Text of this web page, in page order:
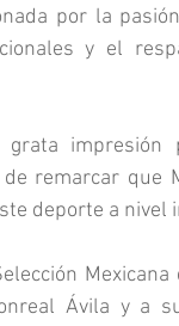
por la
y el
remarcar que
deporte a nivel
Ávila y a